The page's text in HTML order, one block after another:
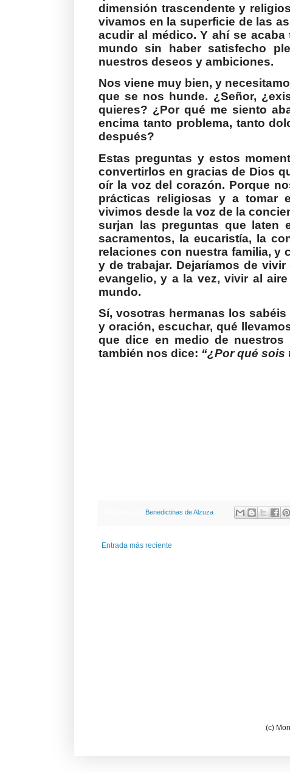
dimensión trascendente y
vivamos en la superficie de las
acudir al médico. Y ahí se
mundo sin haber satisfecho
nuestros deseos y ambiciones.
Nos viene muy bien, y
que se nos hunde. ¿Señor,
quieres? ¿Por qué me siento
encima tanto problema, tanto
después?
Estas preguntas y estos
convertirlos en gracias de Dios
oír la voz del corazón. Porque
prácticas religiosas y a tomar
vivimos desde la voz de la
surjan las preguntas que laten
sacramentos, la eucaristía, la
relaciones con nuestra familia, y
y de trabajar. Dejaríamos de
evangelio, y a la vez, vivir al
mundo.
Sí, vosotras hermanas los
y oración, escuchar, qué
que dice en medio de nuestros
también nos dice: “¿Por qué sois
Benedictinas de Alzuza
Entrada más reciente
(c)